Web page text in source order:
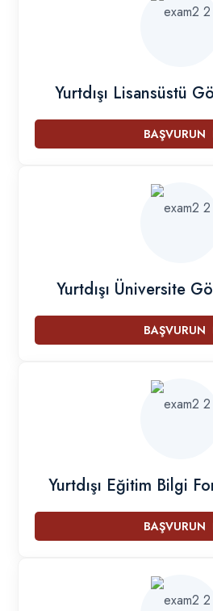
Yurtdışı Lisansüstü
BAŞVURUN
Yurtdışı Üniversite
BAŞVURUN
Yurtdışı Eğitim Bilgi
BAŞVURUN